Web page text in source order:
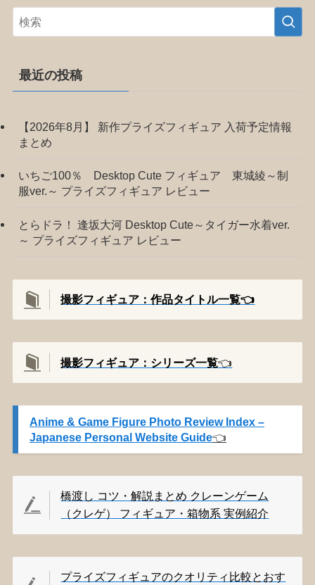
最近の投稿
【2026年8月】 新作プライズフィギュア 入荷予定情報
まとめ
いちご100％ Desktop Cute フィギュア 東城綾～制
服ver.～ プライズフィギュア レビュー
とらドラ！ 逢坂大河 Desktop Cute～タイガー水着ver.
～ プライズフィギュア レビュー
撮影フィギュア：作品タイトル一覧👈️
撮影フィギュア：シリーズ一覧👈️
Anime & Game Figure Photo Review Index –
Japanese Personal Website Guide👈️
橋渡し コツ・解説まとめ クレーンゲーム
（クレゲ） フィギュア・箱物系 実例紹介
プライズフィギュアのクオリティ比較とおす